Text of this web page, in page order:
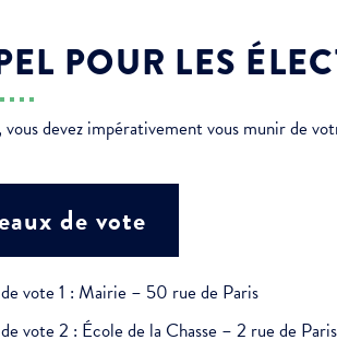
POUR LES
devez impérativement vous munir de
de vote
vote 1 : Mairie – 50 rue de Paris
vote 2 : École de la Chasse – 2 rue de Paris